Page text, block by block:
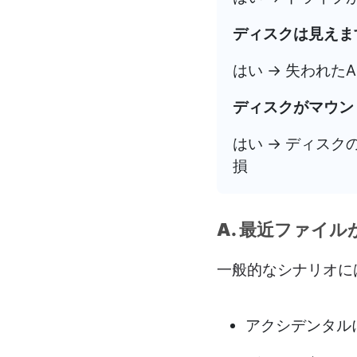
ディスクは見え
はい → 失われた
ディスクがマウ
はい → ディスク
損
A. 最近ファイル
一般的なシナリオ
アクシデンタ